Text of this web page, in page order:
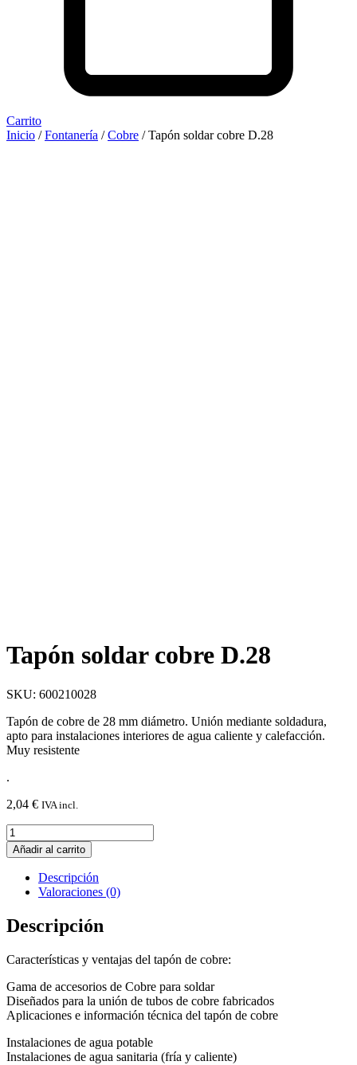
Carrito
Inicio /Fontanería /Cobre / Tapón soldar cobre D.28
Tapón soldar cobre D.28
SKU: 600210028
Tapón de cobre de 28 mm diámetro. Unión mediante soldadura,
apto para instalaciones interiores de agua caliente y calefacción.
Muy resistente
.
2,04 € IVA incl.
Tapón
soldar
cobre
D.28
cantidad
Añadir al carrito
Descripción
Valoraciones (0)
Descripción
Características y ventajas del tapón de cobre:
Gama de accesorios de Cobre para soldar
Diseñados para la unión de tubos de cobre fabricados
Aplicaciones e información técnica del tapón de cobre
Instalaciones de agua potable
Instalaciones de agua sanitaria (fría y caliente)